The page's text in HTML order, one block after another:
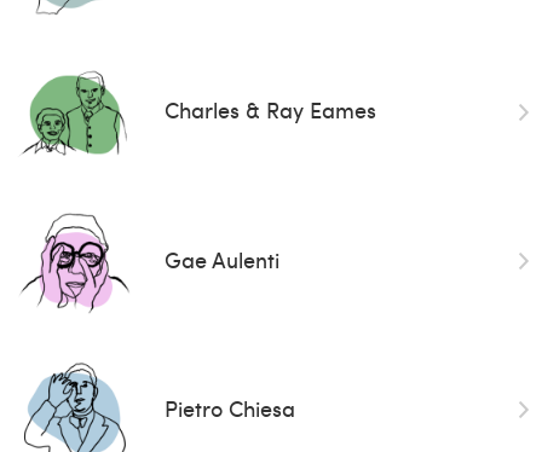
Charles & Ray Eames
Gae Aulenti
Pietro Chiesa